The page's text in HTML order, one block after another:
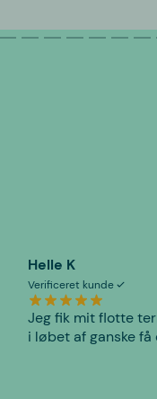
Helle K
Verificeret kunde
Jeg fik mit flotte
i løbet af ganske få